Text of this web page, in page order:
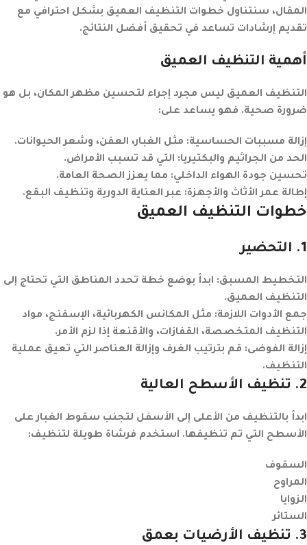
المقال، سنتناول خطوات التنظيف العميق بشكل احترافي مع
تقديم إرشادات تساعد في تحقيق أفضل النتائج.
أهمية التنظيف العميق
التنظيف العميق ليس مجرد إجراء لتحسين مظهر المكان، بل هو
ضرورة صحية. فهو يساعد على:
إزالة مسببات الحساسية: مثل الغبار، العفن، وشعر الحيوانات.
الحد من الجراثيم والبكتيريا: التي قد تسبب الأمراض.
تحسين جودة الهواء الداخلي: مما يعزز الصحة العامة.
إطالة عمر الأثاث والأجهزة: عبر العناية الدورية وتنظيف البقع.
خطوات التنظيف العميق
1. التحضير
التخطيط المسبق: ابدأ بوضع خطة تحدد المناطق التي تحتاج إلى
التنظيف العميق.
جمع الأدوات اللازمة: مثل المكانس الكهربائية، الإسفنج، مواد
التنظيف المتخصصة، القفازات، والأقنعة إذا لزم الأمر.
إزالة الفوضى: قم بترتيب الغرف وإزالة العناصر التي تعيق عملية
التنظيف.
2. تنظيف الأسطح العالية
ابدأ بالتنظيف من الأعلى إلى الأسفل لتجنب سقوط الغبار على
الأسطح التي تم تنظيفها. استخدم فرشاة طويلة لتنظيف:
السقوف
المراوح
الزوايا
الستائر
3. تنظيف الأرضيات بعمق